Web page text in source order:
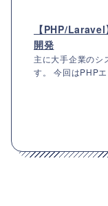
【PHP/
開発
主に大手企業のシ
す。 今回はPHP